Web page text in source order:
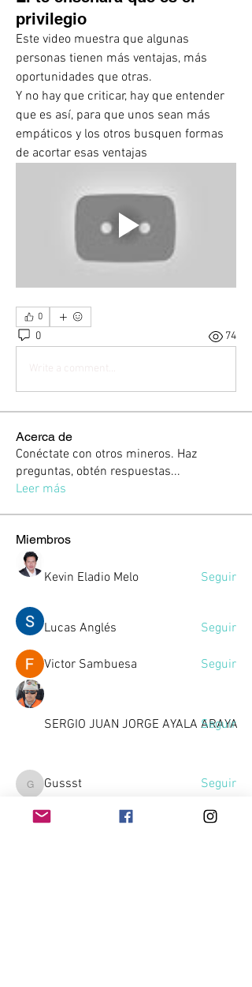
privilegio
Este video muestra que algunas
personas tienen más ventajas, más
oportunidades que otras.
Y no hay que criticar, hay que entender
que es así, para que unos sean más
empáticos y los otros busquen formas
de acortar esas ventajas
0
0 74
Write a comment...
Acerca de
Conéctate con otros mineros. Haz
preguntas, obtén respuestas...
Leer más
Miembros
Kevin Eladio Melo Seguir
Lucas Anglés Seguir
Victor Sambuesa Seguir
SERGIO JUAN JORGE AYALA ARAYA
Seguir
GussstGussst
Seguir
Ver todos los miembros (10)